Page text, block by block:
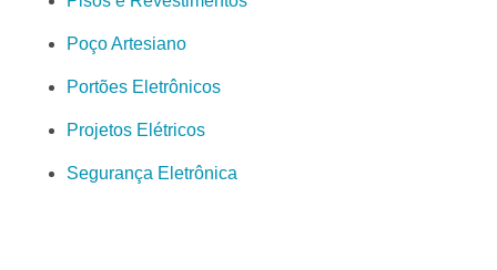
Poço Artesiano
Portões Eletrônicos
Projetos Elétricos
Segurança Eletrônica